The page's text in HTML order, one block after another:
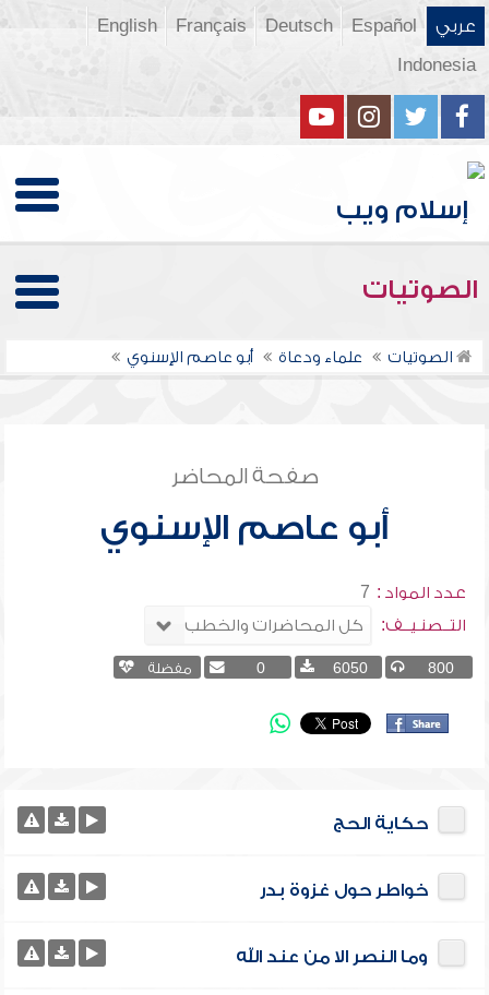
عربي Español
Deutsch
Français
English
Indonesia
الصوتيات
الصوتيات علماء ودعاة أبو عاصم الإسنوي
صفحة المحاضر
أبو عاصم الإسنوي
عدد المواد : 7
التــصنـيــف:
800
6050
0 مفضلة
حكاية الحج
خواطر حول غزوة بدر
وما النصر الا من عند الله